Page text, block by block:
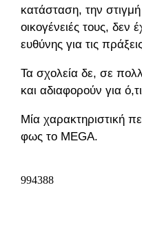
κατάσταση, την στιγμή
οικογένειές τους, δεν
ευθύνης για τις
Τα σχολεία δε, σε
και αδιαφορούν για
Μία χαρακτηριστική
φως το MEGA.